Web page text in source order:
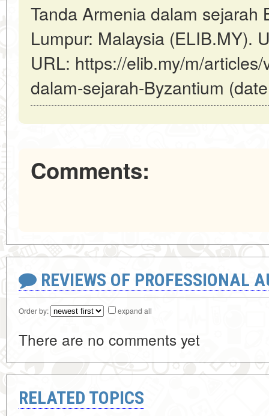
Tanda Armenia dalam sejarah
Lumpur: Malaysia (ELIB.MY).
URL: https://elib.my/m/
dalam-sejarah-Byzantium
Comments:
REVIEWS OF PROFESSIONAL
Order by: expand all
There are no comments yet
RELATED TOPICS